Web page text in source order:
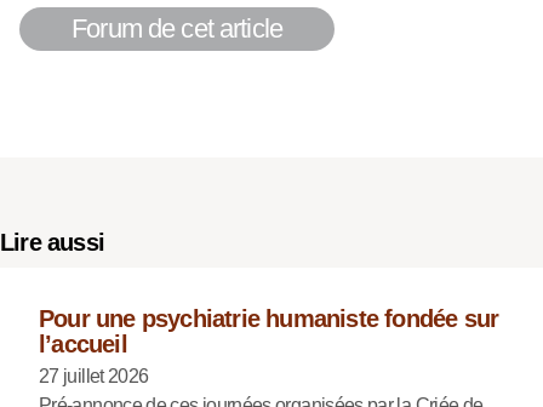
Forum de cet article
Lire aussi
Pour une psychiatrie humaniste fondée sur
l’accueil
27 juillet 2026